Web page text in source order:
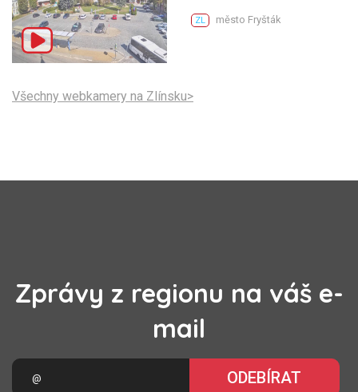
ZL město Fryšták
Všechny webkamery na Zlínsku>
Zprávy z regionu na váš e-
mail
ODEBÍRAT